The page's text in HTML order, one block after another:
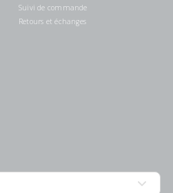
Suivi de commande
Retours et échanges